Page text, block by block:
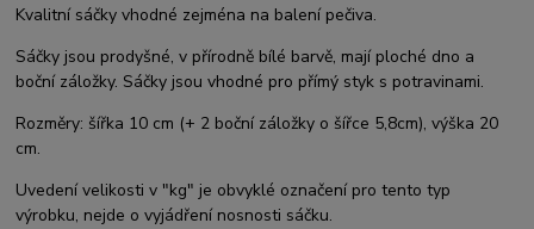
Kvalitní sáčky vhodné zejména na balení pečiva.
Sáčky jsou prodyšné, v přírodně bílé barvě, mají ploché dno a
boční záložky. Sáčky jsou vhodné pro přímý styk s potravinami.
Rozměry: šířka 10 cm (+ 2 boční záložky o šířce 5,8cm), výška 20
cm.
Uvedení velikosti v "kg" je obvyklé označení pro tento typ
výrobku, nejde o vyjádření nosnosti sáčku.